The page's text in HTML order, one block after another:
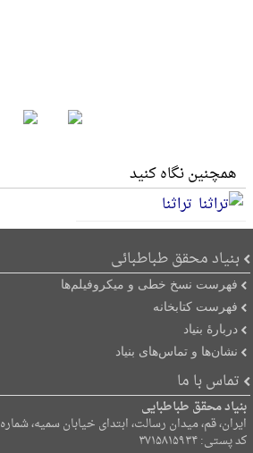
همچنین نگاه کنید
تراثنا
بنیاد محقق طباطبائی
فهرست نسخ خطی و میکروفیلم‌ها
فهرست کتابخانه
دربارۀ بنیاد
نشان‌ها و تماس‌های بنیاد
تماس با ما
بنیاد محقق طباطبایی
ایران، قم، میدان رسالت، ابتدای خیابان سمیه، شماره ۱۵.
کد پستی: ۳۷۱۵۸۱۵۹۳۴